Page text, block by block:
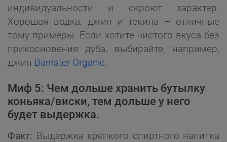
индивидуальности и скроют характер.
Хорошая водка, джин и текила – отличные
тому примеры. Если хотите чистого вкуса без
прикосновения дуба, выбирайте, например,
джин Barrister Organic.
Миф 5: Чем дольше хранить бутылку
коньяка/виски, тем дольше у него
будет выдержка.
Факт: Выдержка крепкого спиртного напитка